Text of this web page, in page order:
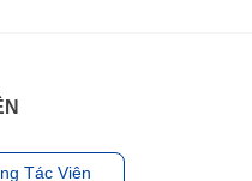
Tác Viên